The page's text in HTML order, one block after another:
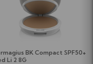
BK Compact SPF50+
Li 2 8G